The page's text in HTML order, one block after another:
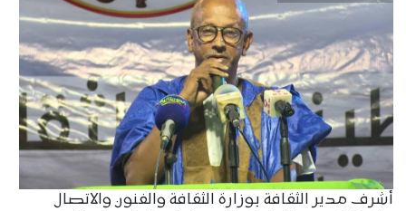
أشرف مدير الثقافة بوزارة الثقافة والفنون والاتصال